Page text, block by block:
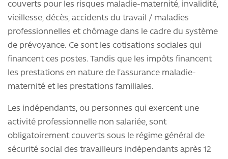
couverts pour les risques maladie-maternité, invalidité,
vieillesse, décès, accidents du travail / maladies
professionnelles et chômage dans le cadre du système
de prévoyance. Ce sont les cotisations sociales qui
financent ces postes. Tandis que les impôts financent
les prestations en nature de l’assurance maladie-
maternité et les prestations familiales.
Les indépendants, ou personnes qui exercent une
activité professionnelle non salariée, sont
obligatoirement couverts sous le régime général de
sécurité social des travailleurs indépendants après 12